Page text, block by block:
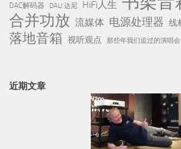
近期文章
Hegel黑格尔推出 H200和A200 合并式放大器